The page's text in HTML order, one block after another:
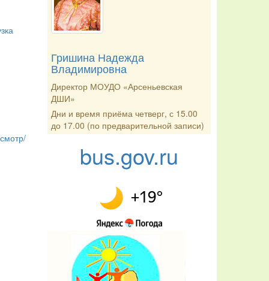
Гришина Надежда
Владимировна
Директор МОУДО «Арсеньевская
ДШИ»
Дни и время приёма четверг, с 15.00
до 17.00 (по предварительной записи)
bus.gov.ru